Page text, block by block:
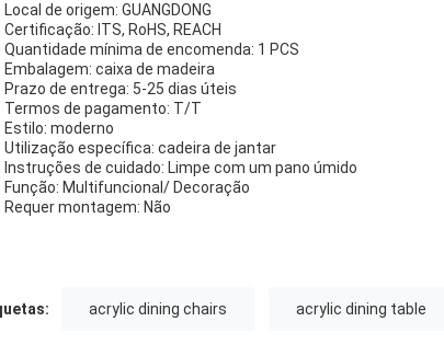
Local de origem: GUANGDONG
Certificação: ITS, RoHS, REACH
Quantidade mínima de encomenda: 1 PCS
Embalagem: caixa de madeira
Prazo de entrega: 5-25 dias úteis
Termos de pagamento: T/T
Estilo: moderno
Utilização específica: cadeira de jantar
Instruções de cuidado: Limpe com um pano úmido
Função: Multifuncional/ Decoração
Requer montagem: Não
acrylic dining chairs acrylic dining table